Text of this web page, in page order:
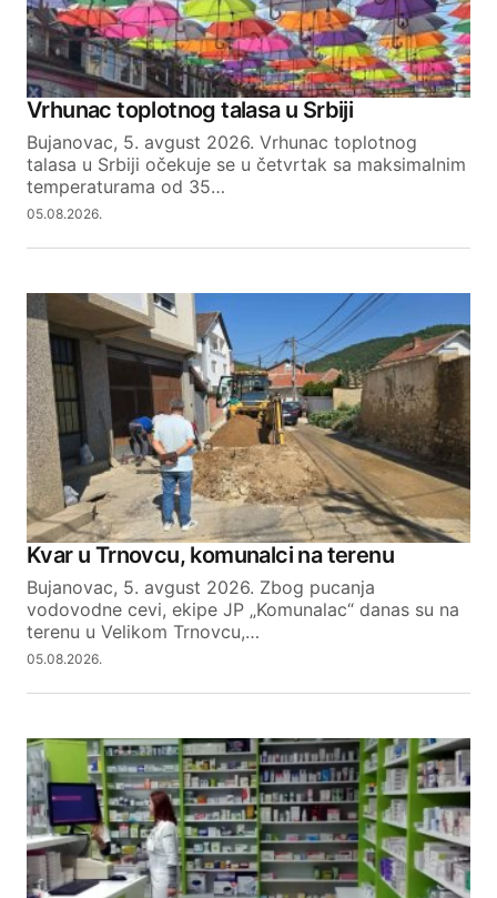
Vrhunac toplotnog talasa u Srbiji
Bujanovac, 5. avgust 2026. Vrhunac toplotnog
talasa u Srbiji očekuje se u četvrtak sa maksimalnim
temperaturama od 35…
05.08.2026.
Kvar u Trnovcu, komunalci na terenu
Bujanovac, 5. avgust 2026. Zbog pucanja
vodovodne cevi, ekipe JP „Komunalac“ danas su na
terenu u Velikom Trnovcu,…
05.08.2026.